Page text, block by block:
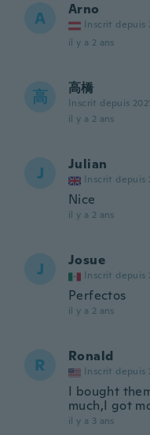
A Arno
Inscrit depuis
il y a 2 ans
高 高橋
Inscrit depuis 2021
il y a 2 ans
J Julian
Inscrit depuis
Nice
il y a 2 ans
J Josue
Inscrit depuis
Perfectos
il y a 2 ans
R Ronald
Inscrit depuis
I bought
much,I got
il y a 3 ans